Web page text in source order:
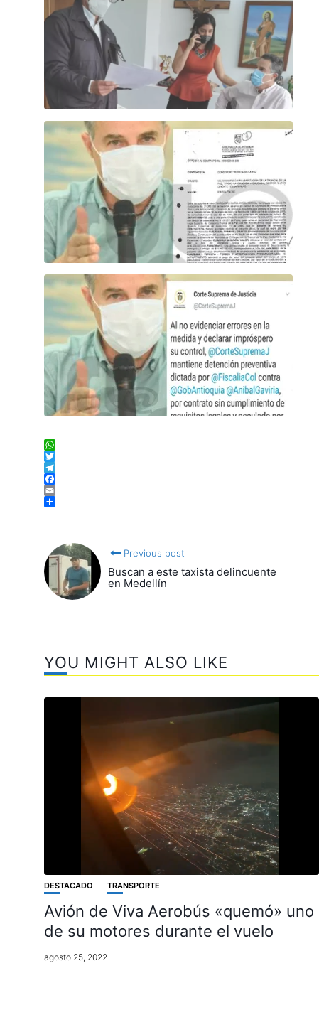
WhatsApp
Twitter
Telegram
Facebook
Email
Previous post
Buscan a este taxista delincuente
en Medellín
YOU MIGHT ALSO LIKE
DESTACADO TRANSPORTE
Avión de Viva Aerobús «quemó» uno
de su motores durante el vuelo
agosto 25, 2022